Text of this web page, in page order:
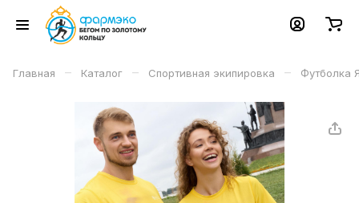
Главная – Каталог – Спортивная экипировка – Футболка